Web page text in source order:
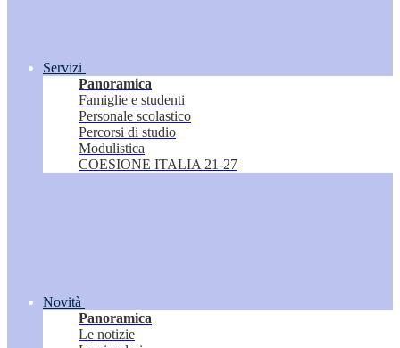
Servizi
Panoramica
Famiglie e studenti
Personale scolastico
Percorsi di studio
Modulistica
COESIONE ITALIA 21-27
Novità
Panoramica
Le notizie